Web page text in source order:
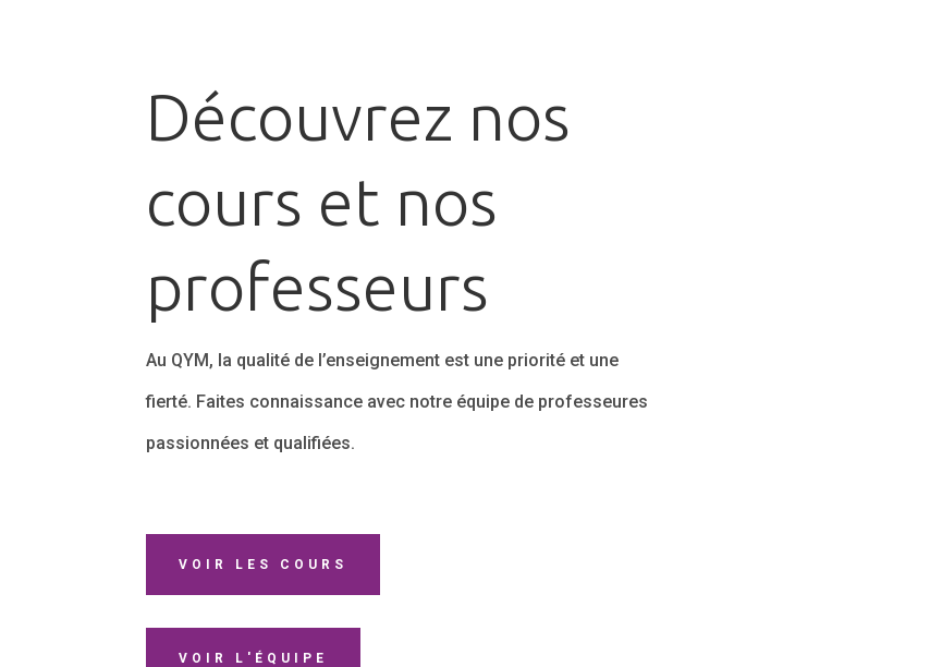
Découvrez nos
cours et nos
professeurs
Au QYM, la qualité de l’enseignement est une priorité et une
fierté. Faites connaissance avec notre équipe de professeures
passionnées et qualifiées.
VOIR LES COURS
VOIR L'ÉQUIPE